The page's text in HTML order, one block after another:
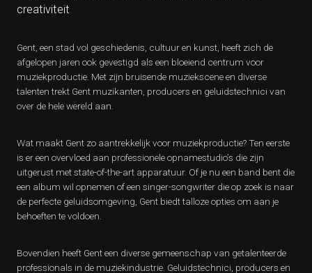
creativiteit
Gent, een stad vol geschiedenis, cultuur en kunst, heeft zich de
afgelopen jaren ook gevestigd als een bloeiend centrum voor
muziekproductie. Met zijn bruisende muziekscene en diverse
talenten trekt Gent muzikanten, producers en geluidstechnici van
over de hele wereld aan.
Wat maakt Gent zo aantrekkelijk voor muziekproductie? Ten eerste
is er een overvloed aan professionele opnamestudio’s die zijn
uitgerust met state-of-the-art apparatuur. Of je nu een band bent die
een album wil opnemen of een singer-songwriter die op zoek is naar
de perfecte geluidsomgeving, Gent biedt talloze opties om aan je
behoeften te voldoen.
Bovendien heeft Gent een diverse gemeenschap van getalenteerde
professionals in de muziekindustrie. Geluidstechnici, producers en